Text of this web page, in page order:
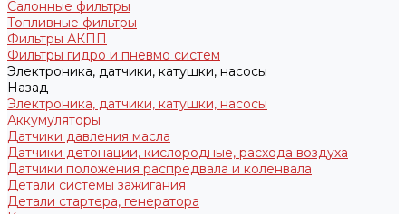
Салонные фильтры
Топливные фильтры
Фильтры АКПП
Фильтры гидро и пневмо систем
Электроника, датчики, катушки, насосы
Назад
Электроника, датчики, катушки, насосы
Аккумуляторы
Датчики давления масла
Датчики детонации, кислородные, расхода воздуха
Датчики положения распредвала и коленвала
Детали системы зажигания
Детали стартера, генератора